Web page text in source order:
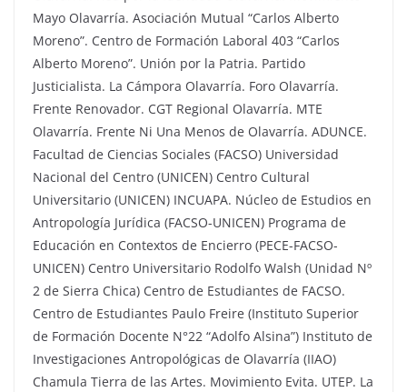
Mayo Olavarría. Asociación Mutual “Carlos Alberto
Moreno”. Centro de Formación Laboral 403 “Carlos
Alberto Moreno”. Unión por la Patria. Partido
Justicialista. La Cámpora Olavarría. Foro Olavarría.
Frente Renovador. CGT Regional Olavarría. MTE
Olavarría. Frente Ni Una Menos de Olavarría. ADUNCE.
Facultad de Ciencias Sociales (FACSO) Universidad
Nacional del Centro (UNICEN) Centro Cultural
Universitario (UNICEN) INCUAPA. Núcleo de Estudios en
Antropología Jurídica (FACSO-UNICEN) Programa de
Educación en Contextos de Encierro (PECE-FACSO-
UNICEN) Centro Universitario Rodolfo Walsh (Unidad Nº
2 de Sierra Chica) Centro de Estudiantes de FACSO.
Centro de Estudiantes Paulo Freire (Instituto Superior
de Formación Docente N°22 “Adolfo Alsina”) Instituto de
Investigaciones Antropológicas de Olavarría (IIAO)
Chamula Tierra de las Artes. Movimiento Evita. UTEP. La